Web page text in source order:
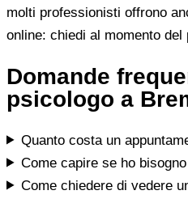
molti professionisti offrono
online: chiedi al momento del
Domande
psicologo a
Quanto costa un
Come capire se ho
Come chiedere di vedere